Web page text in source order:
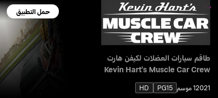
حمل التطبيق
طاقم سيارات العضلات لكيفن هارت
Kevin Hart's Muscle Car Crew
20211 موسم PG15
HD